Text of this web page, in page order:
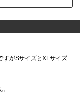
すがSサイズとXLサイズ